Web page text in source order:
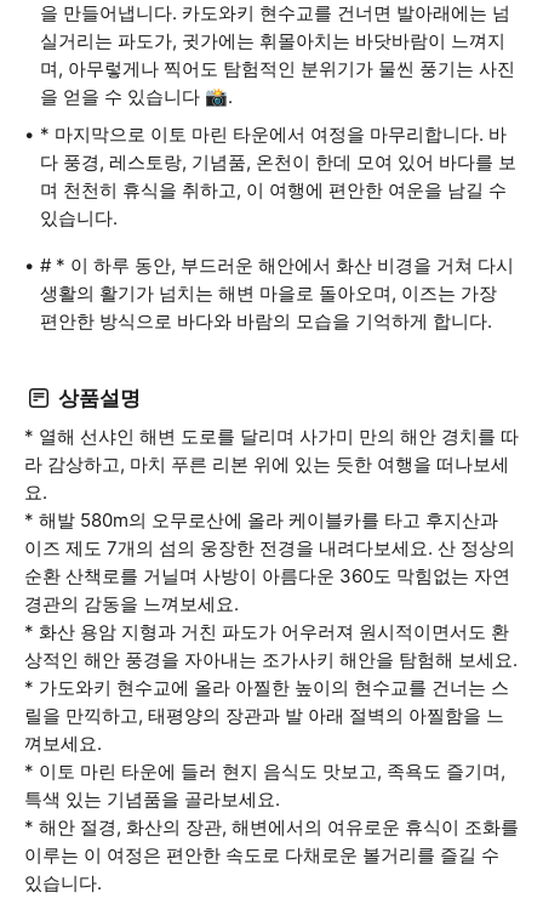
을 만들어냅니다. 카도와키 현수교를 건너면 발아래에는 넘
실거리는 파도가, 귓가에는 휘몰아치는 바닷바람이 느껴지
며, 아무렇게나 찍어도 탐험적인 분위기가 물씬 풍기는 사진
을 얻을 수 있습니다 📸.
* 마지막으로 이토 마린 타운에서 여정을 마무리합니다. 바
다 풍경, 레스토랑, 기념품, 온천이 한데 모여 있어 바다를 보
며 천천히 휴식을 취하고, 이 여행에 편안한 여운을 남길 수
있습니다.
# * 이 하루 동안, 부드러운 해안에서 화산 비경을 거쳐 다시
생활의 활기가 넘치는 해변 마을로 돌아오며, 이즈는 가장
편안한 방식으로 바다와 바람의 모습을 기억하게 합니다.
상품설명
* 열해 선샤인 해변 도로를 달리며 사가미 만의 해안 경치를 따
라 감상하고, 마치 푸른 리본 위에 있는 듯한 여행을 떠나보세
요.
* 해발 580m의 오무로산에 올라 케이블카를 타고 후지산과
이즈 제도 7개의 섬의 웅장한 전경을 내려다보세요. 산 정상의
순환 산책로를 거닐며 사방이 아름다운 360도 막힘없는 자연
경관의 감동을 느껴보세요.
* 화산 용암 지형과 거친 파도가 어우러져 원시적이면서도 환
상적인 해안 풍경을 자아내는 조가사키 해안을 탐험해 보세요.
* 가도와키 현수교에 올라 아찔한 높이의 현수교를 건너는 스
릴을 만끽하고, 태평양의 장관과 발 아래 절벽의 아찔함을 느
껴보세요.
* 이토 마린 타운에 들러 현지 음식도 맛보고, 족욕도 즐기며,
특색 있는 기념품을 골라보세요.
* 해안 절경, 화산의 장관, 해변에서의 여유로운 휴식이 조화를
이루는 이 여정은 편안한 속도로 다채로운 볼거리를 즐길 수
있습니다.